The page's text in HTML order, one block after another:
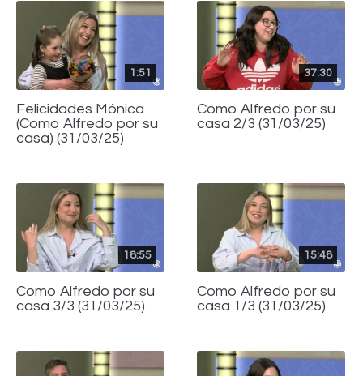
1:51
Felicidades Mónica
(Como Alfredo por su
casa) (31/03/25)
37:30
Como Alfredo por su
casa 2/3 (31/03/25)
18:55
Como Alfredo por su
casa 3/3 (31/03/25)
15:48
Como Alfredo por su
casa 1/3 (31/03/25)